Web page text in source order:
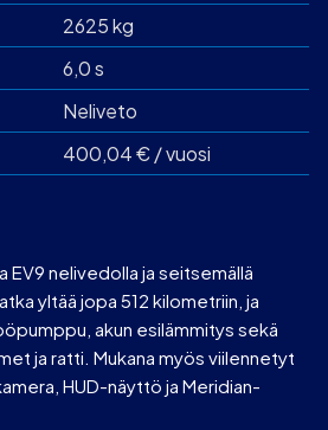
2625 kg
6,0 s
Neliveto
400,04 € / vuosi
EV9 nelivedolla ja seitsemällä
yltää jopa 512 kilometriin, ja
akun esilämmitys sekä
ja ratti. Mukana myös viilennetyt
HUD-näyttö ja Meridian-